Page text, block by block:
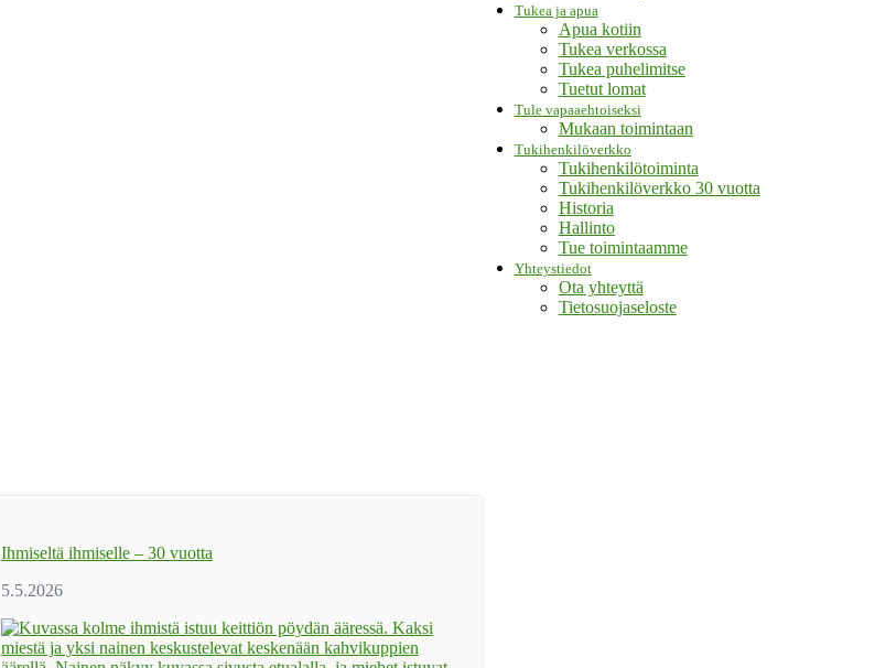
Tukea ja apua
Apua kotiin
Tukea verkossa
Tukea puhelimitse
Tuetut lomat
Tule vapaaehtoiseksi
Mukaan toimintaan
Tukihenkilöverkko
Tukihenkilötoiminta
Tukihenkilöverkko 30 vuotta
Historia
Hallinto
Tue toimintaamme
Yhteystiedot
Ota yhteyttä
Tietosuojaseloste
Ihmiseltä ihmiselle – 30 vuotta